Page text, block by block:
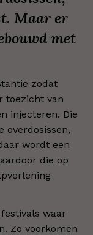
Maar er
met
zodat
toezicht van
injecteren. Die
overdosissen,
wordt een
die op
waar
Zo voorkomen